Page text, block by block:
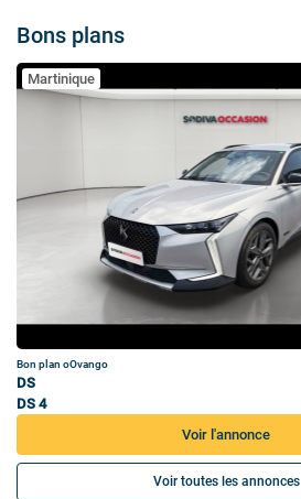
Bons plans
Martinique
Bon plan oOvango
DS
DS 4
Voir l'annonce
Voir toutes les annonces